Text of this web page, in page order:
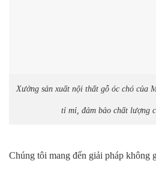
Xưởng sản xuất nội thất gỗ óc chó của
tỉ mỉ, đảm bảo chất lượng
Chúng tôi mang đến giải pháp không